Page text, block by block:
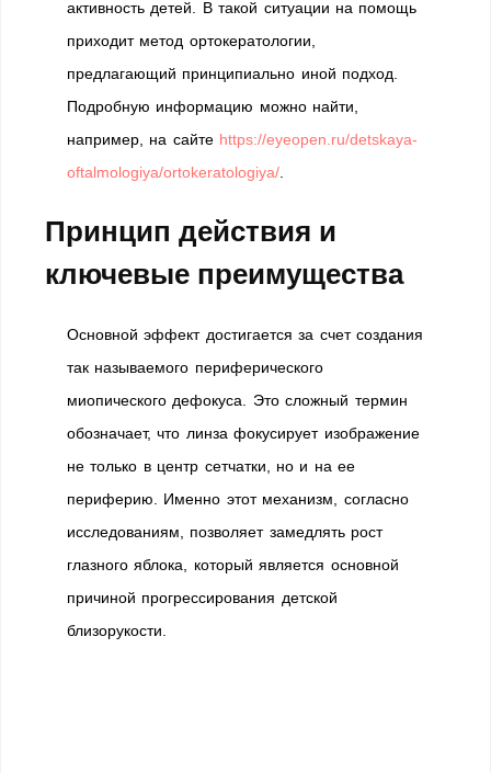
активность детей. В такой ситуации на помощь
приходит метод ортокератологии,
предлагающий принципиально иной подход.
Подробную информацию можно найти,
например, на сайте https://eyeopen.ru/detskaya-
oftalmologiya/ortokeratologiya/
Принцип действия и
ключевые преимущества
Основной эффект достигается за счет создания
так называемого периферического
миопического дефокуса. Это сложный термин
обозначает, что линза фокусирует изображение
не только в центр сетчатки, но и на ее
периферию. Именно этот механизм, согласно
исследованиям, позволяет замедлять рост
глазного яблока, который является основной
причиной прогрессирования детской
близорукости.